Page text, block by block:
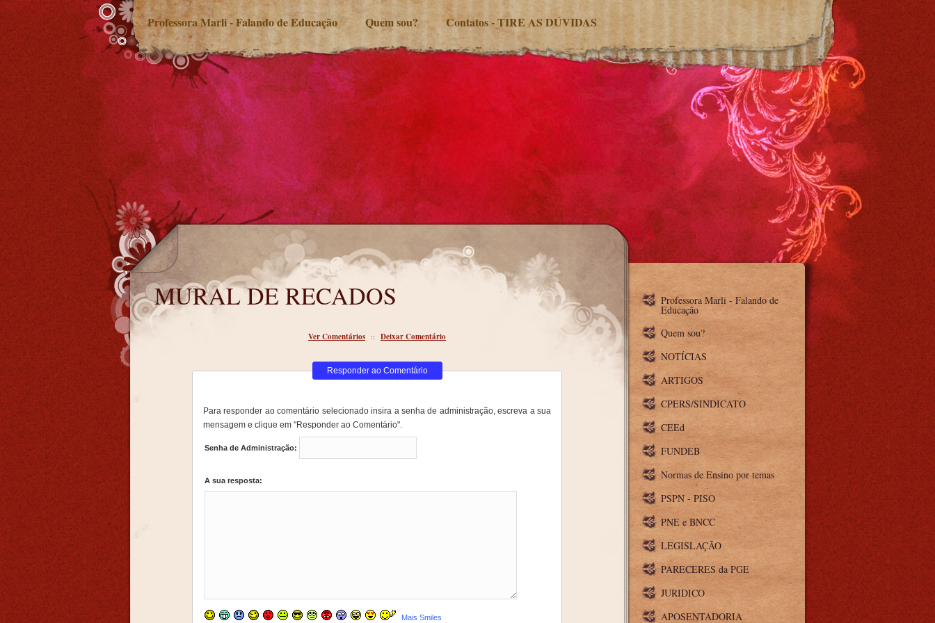
Professora Marli - Falando de Educação Quem sou? Contatos - TIRE AS DÚVIDAS
MURAL DE RECADOS
MURAL DE RECADOS
Ver Comentários :: Deixar Comentário
Responder ao Comentário
Para responder ao comentário selecionado insira a senha de administração, escreva a sua
mensagem e clique em "Responder ao Comentário".
Senha de Administração:
A sua resposta:
Mais Smiles
Professora Marli - Falando de
Educação
Quem sou?
NOTÍCIAS
ARTIGOS
CPERS/SINDICATO
CEEd
FUNDEB
Normas de Ensino por temas
PSPN - PISO
PNE e BNCC
LEGISLAÇÃO
PARECERES da PGE
JURIDICO
APOSENTADORIA